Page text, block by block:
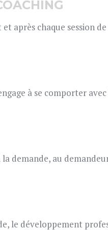
après chaque session
à se comporter
demande, au
le développement